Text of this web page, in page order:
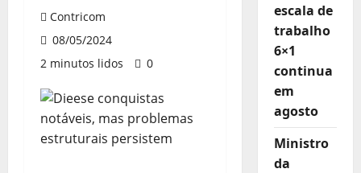
Contricom
08/05/2024
2 minutos lidos
0
escala de
trabalho
6×1
continua
em
agosto
Ministro
da